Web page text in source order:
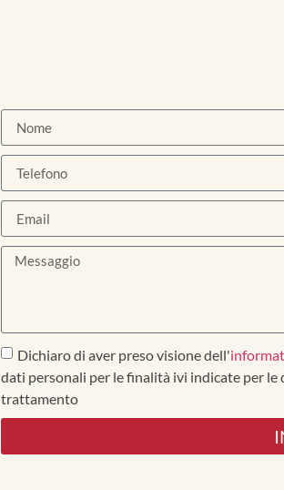
Dichiaro di aver preso visione dell'
dati personali per le finalità ivi indicate per le
trattamento